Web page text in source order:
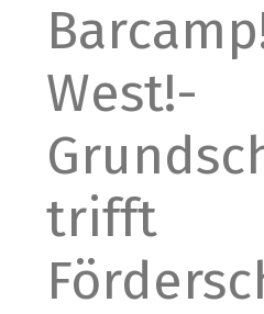
West!-
trifft